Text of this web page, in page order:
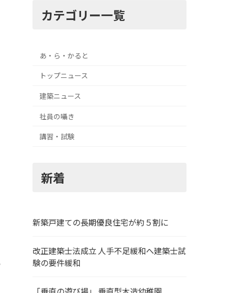
カテゴリー一覧
あ・ら・かると
トップニュース
建築ニュース
社員の囁き
講習・試験
新着
新築戸建ての長期優良住宅が約５割に
改正建築士法成立 人手不足緩和へ建築士試
験の要件緩和